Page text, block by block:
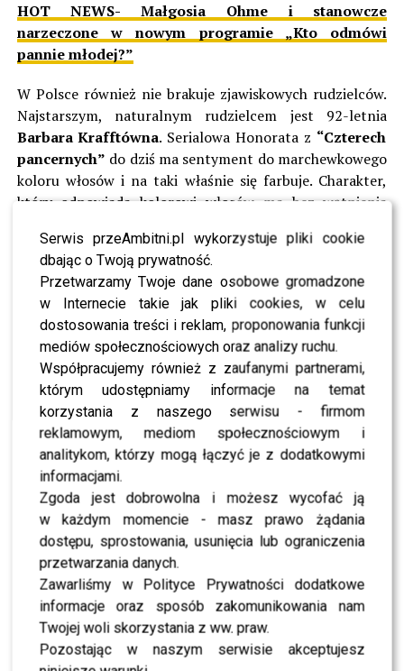
Serwis przeAmbitni.pl wykorzystuje pliki cookie
dbając o Twoją prywatność.
Przetwarzamy Twoje dane osobowe gromadzone
w Internecie takie jak pliki cookies, w celu
dostosowania treści i reklam, proponowania funkcji
mediów społecznościowych oraz analizy ruchu.
Współpracujemy również z zaufanymi partnerami,
którym udostępniamy informacje na temat
korzystania z naszego serwisu - firmom
reklamowym, mediom społecznościowym i
analitykom, którzy mogą łączyć je z dodatkowymi
informacjami.
Zgoda jest dobrowolna i możesz wycofać ją
w każdym momencie - masz prawo żądania
dostępu, sprostowania, usunięcia lub ograniczenia
przetwarzania danych.
Zawarliśmy w Polityce Prywatności dodatkowe
informacje oraz sposób zakomunikowania nam
Twojej woli skorzystania z ww. praw.
Pozostając w naszym serwisie akceptujesz
HOT NEWS- Małgosia Ohme i stanowcze
narzeczone w nowym programie „Kto odmówi
pannie młodej?”
W Polsce również nie brakuje zjawiskowych rudzielców.
Najstarszym, naturalnym rudzielcem jest 92-letnia
Barbara Krafftówna. Serialowa Honorata z “Czterech
pancernych” do dziś ma sentyment do marchewkowego
koloru włosów i na taki właśnie się farbuje. Charakter,
który odpowiada kolorowi włosów ma bez wątpienia
dom”. Jak sama przyznaje, z chwilą, gdy uświadomiła
sobie, że nigdy nie będzie delikatną blondynką,
postanowiła zostać wyjątkowym rudzielcem.
Swoje włosy i piegi pielęgnują również aktorki:
Magdalena Walach, Olga Sarzyńska, Beata Kawka,
Dominika Kluźniak,która ma na swoim koncie
teatralną rolęPippi Langstrump,oraz dietetyczk
Katarzyna Błażejewska-Stuhr.Dumne rude włosy
noszą równieżKarolina Gruszka, Ada Fijałoraz
Agata
Załęcka.Ze swoich płomiennych włosów znak
rozpoznawczy uczyniła
współzałożycielka zespołuRed Lips.Warto wspomnieć
również o tych gwiazdach, które zaliczyły w swoim życiu
dłuższy epizod w roli rudzielca, np. Urszula Dudziak,
Danuta Błażejczyk,czyIzabela Zwierzyńska.
Obejrzyjcie naszą galerię przepięknych rudzielców!
ZOBACZ RÓWNIEŻ- Laura Samojłowicz i Monika